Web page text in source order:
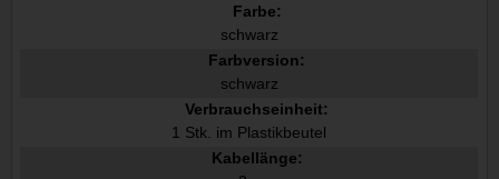
Farbe:
schwarz
Farbversion:
schwarz
Verbrauchseinheit:
1 Stk. im Plastikbeutel
Kabellänge: